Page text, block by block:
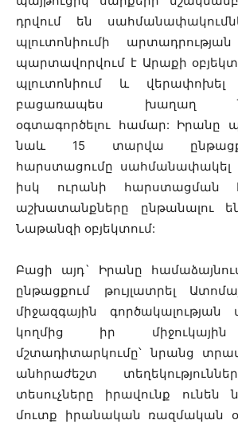
դրվում են
պլուտոնիումի
պարտավորվում է Արաքի
պլուտոնիում և վերափոխել
բացառապես խաղաղ
օգտագործելու համար: Իրանը
նաև 15 տարվա
հարստացումը սահմանափակել
իսկ ուրանի հարստացման
աշխատանքները ընթանալու
Նաթանզի օբյեկտում:
Բացի այդ` Իրանը
ընթացքում թույլատրել
միջազգային գործակալության
կողմից իր միջուկային
մշտադիտարկումը՝ նրանց
անհրաժեշտ
տեսուչները իրավունք ունեն
մուտք իրանական ռազմական